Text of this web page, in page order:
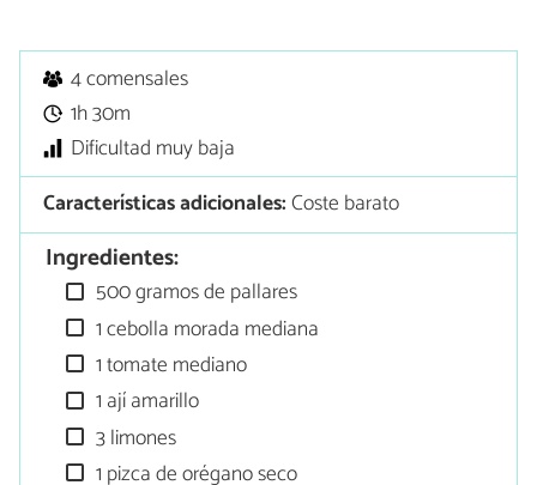
4 comensales
1h 30m
Dificultad muy baja
Características adicionales:Coste barato
Ingredientes:
500 gramos de pallares
1 cebolla morada mediana
1 tomate mediano
1 ají amarillo
3 limones
1 pizca de orégano seco